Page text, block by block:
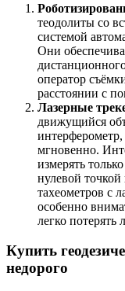
теодолиты со
системой
Они
оператор
расстоянии с
Лазерные
движущийся
интерферометр,
мгновенно.
измерять
нулевой
тахеометров с
особенно
легко потерять
Купить
недорого